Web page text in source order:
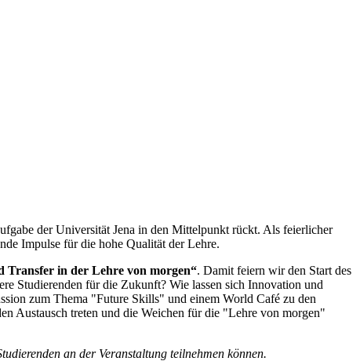
der Universität Jena in den Mittelpunkt rückt. Als feierlicher
Impulse für die hohe Qualität der Lehre.
Transfer in der Lehre von morgen“. Damit feiern wir den Start des
Studierenden für die Zukunft? Wie lassen sich Innovation und
zum Thema "Future Skills" und einem World Café zu den
Austausch treten und die Weichen für die "Lehre von morgen"
an der Veranstaltung teilnehmen können.